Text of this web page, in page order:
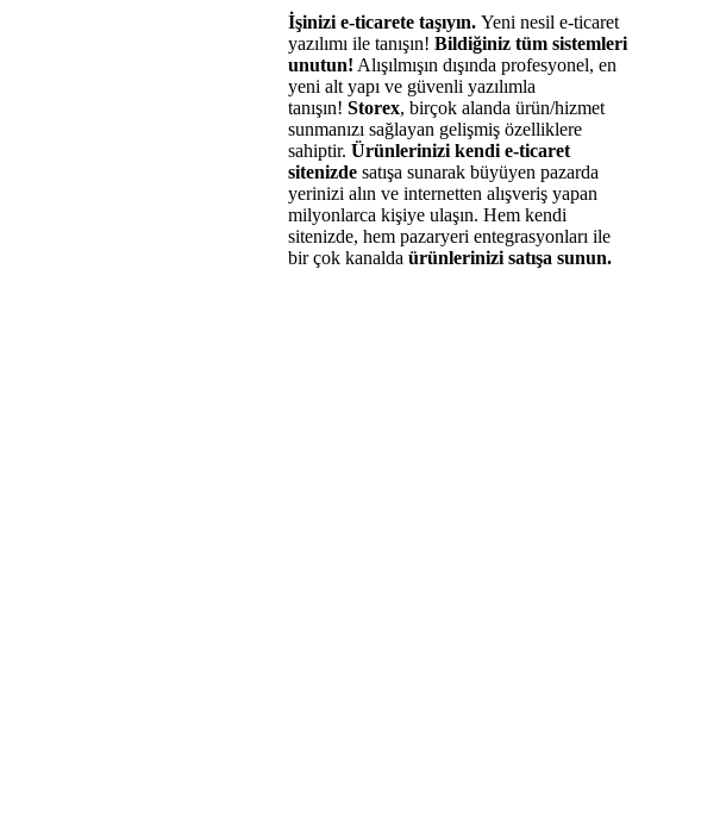
İşinizi e-ticarete taşıyın. Yeni nesil e-ticaret
yazılımı ile tanışın! Bildiğiniz tüm sistemleri
unutun! Alışılmışın dışında profesyonel, en
yeni alt yapı ve güvenli yazılımla
tanışın! Storex, birçok alanda ürün/hizmet
sunmanızı sağlayan gelişmiş özelliklere
sahiptir. Ürünlerinizi kendi e-ticaret
sitenizde satışa sunarak büyüyen pazarda
yerinizi alın ve internetten alışveriş yapan
milyonlarca kişiye ulaşın. Hem kendi
sitenizde, hem pazaryeri entegrasyonları ile
bir çok kanalda ürünlerinizi satışa sunun.